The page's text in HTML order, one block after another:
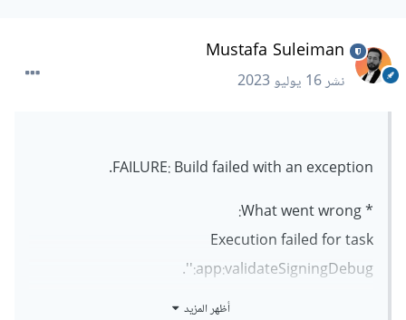
Mustafa Suleiman
نشر16 يوليو 2023
FAILURE: Build failed with an exception.
* What went wrong:
Execution failed for task
':app:validateSigningDebug'.
> java.util.concurrent.ExecutionException:
أظهر المزيد